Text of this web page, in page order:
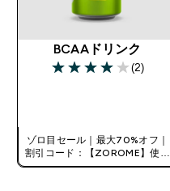
BCAAドリンク
4 out of 5 stars
(2)
ゾロ目セール｜最大70%オフ｜
割引コード：【ZOROME】使用
で追加10%オフ！